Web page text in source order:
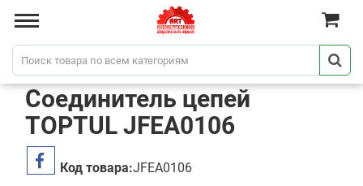
Соединитель цепей
TOPTUL JFEA0106
Код товара:JFEA0106